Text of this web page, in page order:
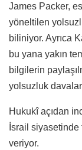
James Packer,
yöneltilen
biliniyor. Ayrıca
bu yana yakın
bilgilerin
yolsuzluk
Hukukî açıdan
İsrail
veriyor.